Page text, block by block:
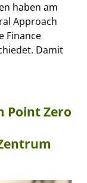
haben am
Approach
Finance
Damit
Point Zero